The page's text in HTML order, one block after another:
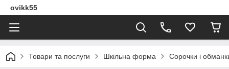
ovikk55
Товари та послуги Шкільна форма Сорочки і